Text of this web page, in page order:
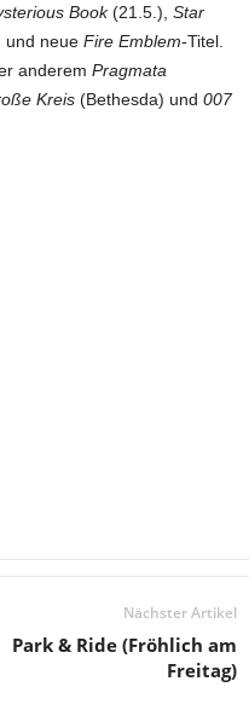
Book(21.5.), Star
und neue Fire Emblem-Titel.
anderem Pragmata
Kreis (Bethesda) und 007
Nächster Artikel
Park & Ride (Fröhlich am
Freitag)